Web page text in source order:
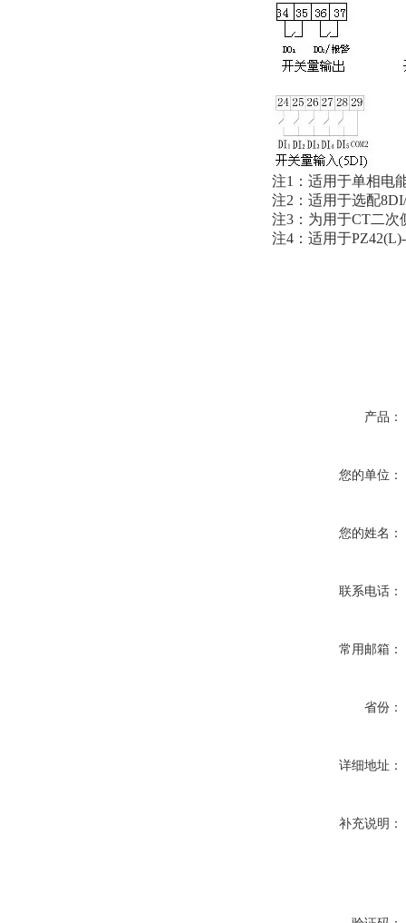
注1：适用于单相电
注2：适用于选配
注3：为用于CT二次
注4：适用于
产品：
您的单位：
您的姓名：
联系电话：
常用邮箱：
省份：
详细地址：
补充说明：